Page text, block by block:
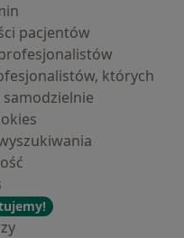
pacjentów
których